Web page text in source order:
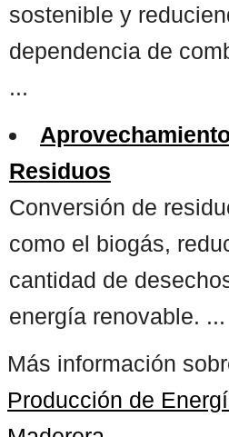
sostenible y
dependencia de
...
Residuos
Conversión de
como el biogás,
cantidad de
energía renovable. ...
Más información
Producción de